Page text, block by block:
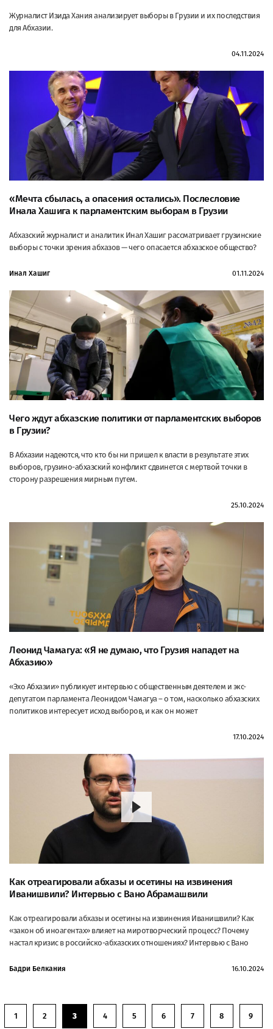
Журналист Изида Хания анализирует выборы в Грузии и их последствия
для Абхазии.
04.11.2024
«Мечта сбылась, а опасения остались». Послесловие
Инала Хашига к парламентским выборам в Грузии
Абхазский журналист и аналитик Инал Хашиг рассматривает грузинские
выборы с точки зрения абхазов — чего опасается абхазское общество?
Инал Хашиг 01.11.2024
Чего ждут абхазские политики от парламентских выборов
в Грузии?
В Абхазии надеются, что кто бы ни пришел к власти в результате этих
выборов, грузино-абхазский конфликт сдвинется с мертвой точки в
сторону разрешения мирным путем.
25.10.2024
Леонид Чамагуа: «Я не думаю, что Грузия нападет на
Абхазию»
«Эхо Абхазии» публикует интервью с общественным деятелем и экс-
депутатом парламента Леонидом Чамагуа – о том, насколько абхазских
политиков интересует исход выборов, и как он может
17.10.2024
Как отреагировали абхазы и осетины на извинения
Иванишвили? Интервью с Вано Абрамашвили
Как отреагировали абхазы и осетины на извинения Иванишвили? Как
«закон об иноагентах» влияет на миротворческий процесс? Почему
настал кризис в российско-абхазских отношениях? Интервью с Вано
Бадри Белкания 16.10.2024
1 2 3 4 5 6 7 8 9